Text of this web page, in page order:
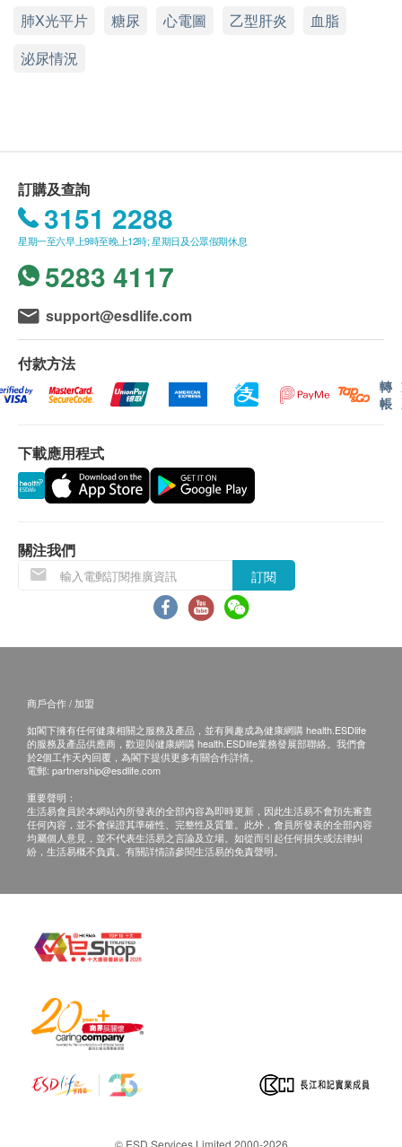
hutchgo.com HK$800旅遊禮券
$500 百佳電子禮券
$500 豐澤電子禮券
$500 AEON 禮券
Smartech - “Easy Cook”智能迷你多功能電飯煲 (原價$828)
肺功能 重點項目
胸肺X光片
總膽固醇
高密度膽固醇
低密度膽固醇
三酸甘油脂
糖尿 重點項目
空腹血糖
糖化血色素
基本健康評估
身高
體重
視力測試
紅血球壓積量
淋巴白血球計數
紅血球平均血紅素濃度
單核白血球計數
中性白血球計數
血小板數目
紅血球計數
平均紅血球體積
小便細菌
小便酸鹼度
小便蛋白質
小便紅血球
小便比重
小便尿膽素
小便亞硝酸鹽
性病檢查特別服務時間
星期一至六：上午8時至下午8時
公眾假期及其他時間會另外收取行政費
客人必須由家長或監護人陪同，並需要簽同意書。
身體檢查計劃有效期
身體檢查計劃有效期為3個月，客戶必須於3個月內
(由確認付款日期起計) 接受有關檢查，客戶需提前
1個月預約相關檢查，逾期作廢。
報告
進行健康檢查後，一般情況下，需大概7-10個工作天
跟進檢查報告，工作天不包括星期六、日及公眾假
品頁面) 。
可能延遲情況
誤：
重新檢測需求：若樣本結果不明確或接近臨界值，
可能需進行重新檢測，從而延長報告時間。
：部分檢測項目需由專科顧問或病理
收集方式不當，需進行後續處理，方可開始檢測。
技術或設備問題：如遇實驗室設備維修或校準等突
發情況，可能暫時影響檢測進度。
A. 本地及海外客戶：
(1) 親身領取：親身前往寶血醫院及由醫生講解
(2)需檢查前簽妥授權書，醫院收取客人運費如下︰
b.海外速遞$800郵費
備註
所有健康檢查計劃均包含
程序，將需另行收費。客戶若體檢後3個月內不提
取報告，所有報告一律作銷毀處理及不會存底，客
收取$300行政費及覆本文件，每張$10。
電話/WhatsApp: 6067 9803
其他一般查詢：6067 9803 (只限WhatsApp查詢) 時
肺X光平片
糖尿 心電圖 乙型肝炎
血脂
泌尿情況
訂購及查詢
3151 2288
星期一至六早上9時至晚上12時; 星期日及公眾假期休息
5283 4117
support@esdlife.com
付款方法
轉
帳
下載應用程式
關注我們
訂閱
商戶合作 / 加盟
如閣下擁有任何健康相關之服務及產品，並有興趣成為健康網購 health.ESDlife
的服務及產品供應商，歡迎與健康網購 health.ESDlife業務發展部聯絡。我們會
於2個工作天內回覆，為閣下提供更多有關合作詳情。
電郵: partnership@esdlife.com
重要聲明：
生活易會員於本網站內所發表的全部內容為即時更新，因此生活易不會預先審查
任何內容，並不會保證其準確性、完整性及質量。此外，會員所發表的全部內容
均屬個人意見，並不代表生活易之言論及立場。如從而引起任何損失或法律糾
紛，生活易概不負責。有關詳情請參閱生活易的免責聲明。
© ESD Services Limited 2000-2026